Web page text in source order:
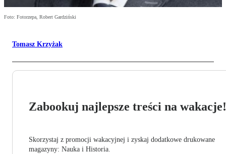
Foto: Fotorzepa, Robert Gardziński
Tomasz Krzyżak
Zabookuj najlepsze treści na wakacje!
Skorzystaj z promocji wakacyjnej i zyskaj dodatkowe drukowane
magazyny: Nauka i Historia.